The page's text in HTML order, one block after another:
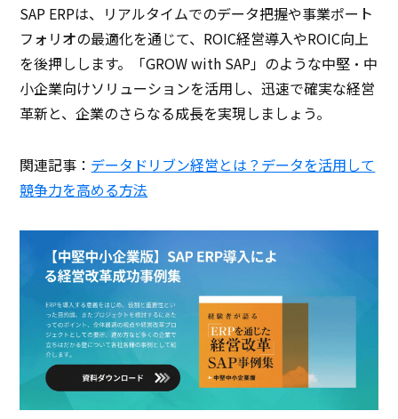
SAP ERPは、リアルタイムでのデータ把握や事業ポート
フォリオの最適化を通じて、ROIC経営導入やROIC向上
を後押しします。「GROW with SAP」のような中堅・中
小企業向けソリューションを活用し、迅速で確実な経営
革新と、企業のさらなる成長を実現しましょう。
関連記事： データドリブン経営とは？データを活用して
競争力を高める方法